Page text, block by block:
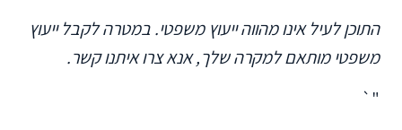
התוכן לעיל אינו מהווה ייעוץ משפטי. במטרה לקבל ייעוץ
משפטי מותאם למקרה שלך, אנא צרו איתנו קשר.
"`